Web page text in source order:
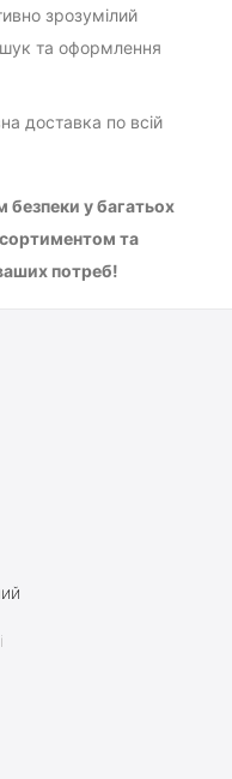
зрозумілий
та оформлення
доставка по всій
безпеки у багатьох
та
потреб!